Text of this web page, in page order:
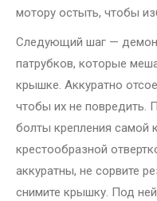
мотору остыть, чтобы
Следующий шаг —
патрубков, которые
крышке. Аккуратно
чтобы их не повредить.
болты крепления самой
крестообразной
аккуратны, не сорвите
снимите крышку. Под